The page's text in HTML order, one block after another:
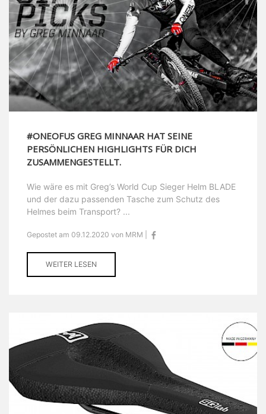
#ONEOFUS GREG MINNAAR HAT SEINE
PERSÖNLICHEN HIGHLIGHTS FÜR DICH
ZUSAMMENGESTELLT.
Wie wäre es mit Greg’s World Cup Sieger Helm BLADE
und der dazu passenden Tasche zum Schutz des
Helmes beim Transport? ...
Gepostet am 09.12.2020 von MRM |
WEITER LESEN